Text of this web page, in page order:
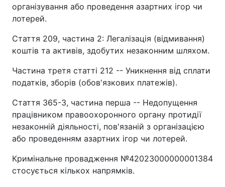
організування або проведення азартних ігор чи
лотерей.
Стаття 209, частина 2: Легалізація (відмивання)
коштів та активів, здобутих незаконним шляхом.
Частина третя статті 212 -- Уникнення від сплати
податків, зборів (обов'язкових платежів).
Стаття 365-3, частина перша -- Недопущення
працівником правоохоронного органу протидії
незаконній діяльності, пов'язаній з організацією
або проведенням азартних ігор чи лотерей.
Кримінальне провадження №42023000000001384
стосується кількох напрямків.